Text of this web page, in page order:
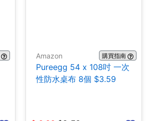
Amazon 購買指南
Pureegg 54 x 108吋 一次
性防水桌布 8個 $3.59